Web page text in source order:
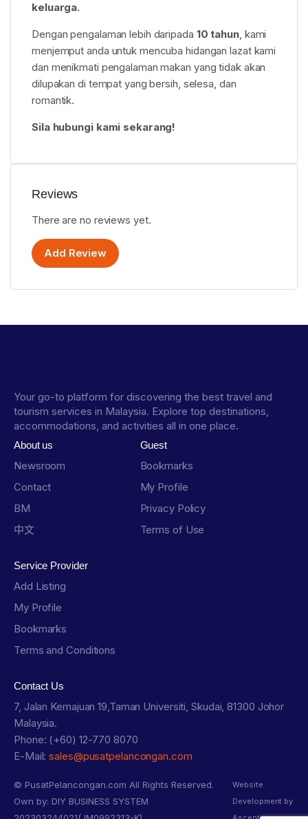
keluarga.
Dengan pengalaman lebih daripada 10 tahun, kami
menjemput anda untuk mencuba hidangan lazat kami
dan menikmati pengalaman makan yang tidak akan
dilupakan di tempat yang bersih, selesa, dan
romantik.
Sila hubungi kami sekarang!
Reviews
There are no reviews yet.
Add Review
Your go-to platform for discovering the best travel and
tourism services in Malaysia. Explore top destinations,
accommodations, and activities all in one place.
About us
Newsroom
Contact
BM
中文
Guest
Bookmarks
My Profile
Privacy Policy
Terms of Use
Service Provider
Add Listing
My Profile
Bookmarks
Terms and Conditions
Contact Us
7, Jalan Kemajuan 19,Taman Universiti, Skudai, 81300 Johor
Malaysia.
Phone: (+60) 12-770 8070
E-Mail:sales@pusatpelancongan.com
© PusatPelancongan.com All Rights Reserved.
Own by: DIY BUSINESS SYSTEM
Website
Development by